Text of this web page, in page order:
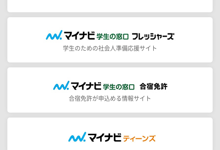
学生のための社会人準備応援サイト
合宿免許が申込める情報サイト